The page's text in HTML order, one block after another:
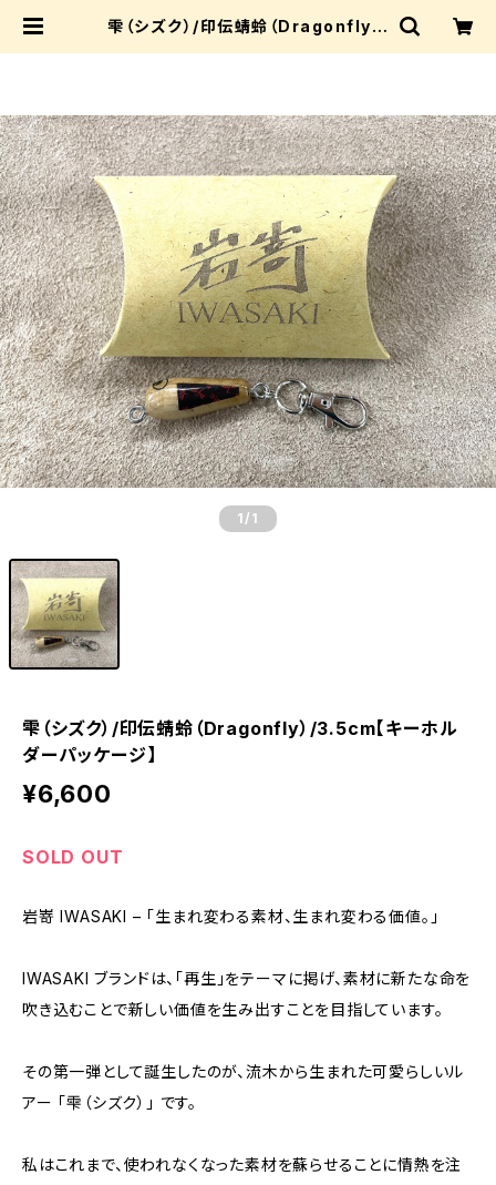
雫（シズク）/印伝蜻蛉（Dragonfly）/
1 /1
雫（シズク）/印伝蜻蛉（Dragonfly）/3.5cm【キーホル
ダーパッケージ】
¥6,600
SOLD OUT
岩嵜 IWASAKI – 「生まれ変わる素材、生まれ変わる価値。」
IWASAKI ブランドは、「再生」をテーマに掲げ、素材に新たな命を
吹き込むことで新しい価値を生み出すことを目指しています。
その第一弾として誕生したのが、流木から生まれた可愛らしいル
アー 「雫（シズク）」 です。
私はこれまで、使われなくなった素材を蘇らせることに情熱を注